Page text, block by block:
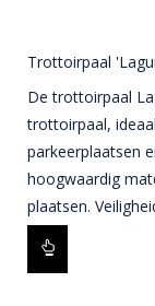
Trottoirpaal
De trottoirpaal
trottoirpaal,
parkeerplaatsen
hoogwaardig
plaatsen.